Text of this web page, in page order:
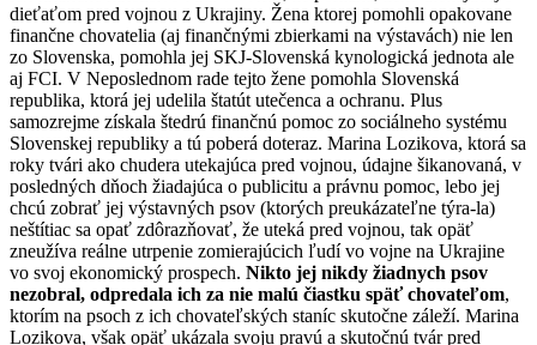
dieťaťom pred vojnou z Ukrajiny. Žena ktorej pomohli opakovane
finančne chovatelia (aj finančnými zbierkami na výstavách) nie len
zo Slovenska, pomohla jej SKJ-Slovenská kynologická jednota ale
aj FCI. V Neposlednom rade tejto žene pomohla Slovenská
republika, ktorá jej udelila štatút utečenca a ochranu. Plus
samozrejme získala štedrú finančnú pomoc zo sociálneho systému
Slovenskej republiky a tú poberá doteraz. Marina Lozikova, ktorá sa
roky tvári ako chudera utekajúca pred vojnou, údajne šikanovaná, v
posledných dňoch žiadajúca o publicitu a právnu pomoc, lebo jej
chcú zobrať jej výstavných psov (ktorých preukázateľne týra-la)
neštítiac sa opať zdôrazňovať, že uteká pred vojnou, tak opäť
zneužíva reálne utrpenie zomierajúcich ľudí vo vojne na Ukrajine
vo svoj ekonomický prospech. Nikto jej nikdy žiadnych psov
nezobral, odpredala ich za nie malú čiastku späť chovateľom,
ktorím na psoch z ich chovateľských staníc skutočne záleží. Marina
Lozikova, však opäť ukázala svoju pravú a skutočnú tvár pred